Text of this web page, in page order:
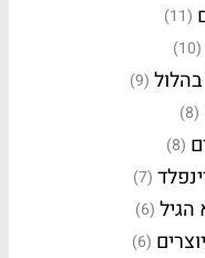
(11)
(10)
בהלול (9)
(8)
(8)
(7)
הגיל (6)
(6)